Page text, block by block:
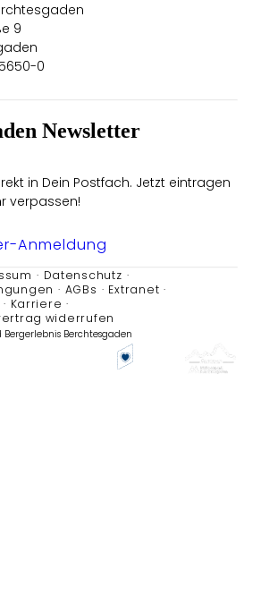
9
0
Newsletter
in Dein Postfach. Jetzt eintragen
verpassen!
Anmeldung
Datenschutz
AGBs
Extranet
Karriere
widerrufen
Berchtesgaden